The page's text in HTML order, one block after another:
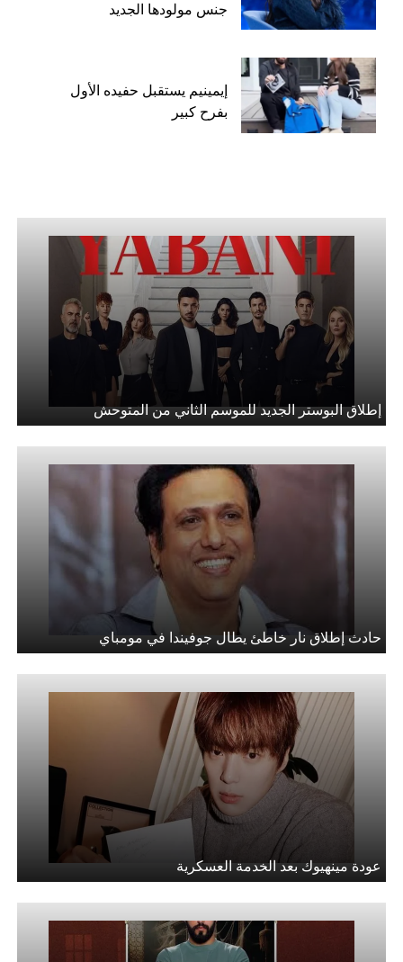
جنس مولودها الجديد
إيمينيم يستقبل حفيده الأول
بفرح كبير
إطلاق البوستر الجديد للموسم الثاني من المتوحش
حادث إطلاق نار خاطئ يطال جوفيندا في مومباي
عودة مينهيوك بعد الخدمة العسكرية